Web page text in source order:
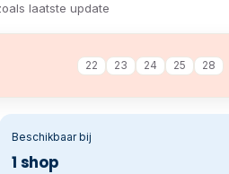
laatste update
22 23 24 25 28
Beschikbaar bij
1 shop